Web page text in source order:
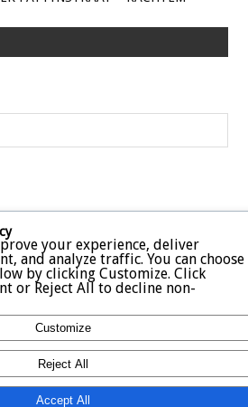
your experience, deliver
and analyze traffic. You can choose
by clicking Customize. Click
or Reject All to decline non-
Customize
Reject All
Accept All